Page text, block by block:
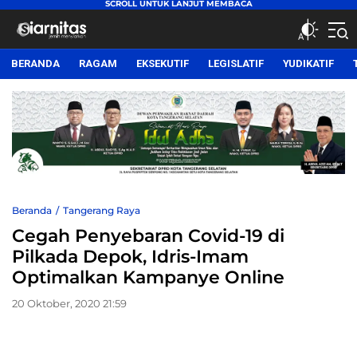
siarnitas
Jernih Menyiarkan
BERANDA RAGAM EKSEKUTIF LEGISLATIF YUDIKATIF
Beranda Tangerang Raya
Cegah Penyebaran Covid-19 di
Pilkada Depok, Idris-Imam
Optimalkan Kampanye Online
20 Oktober, 2020 21:59